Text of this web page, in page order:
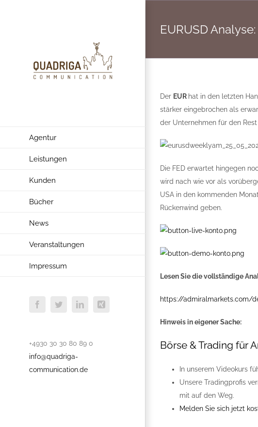
Agentur
Leistungen
Kunden
Bücher
News
Veranstaltungen
Impressum
FacebookTwitterLinkedInXing
+4930 30 30 80 89 0
info@quadriga-
communication.de
EURUSD
Der EUR hat in den letzten
stärker eingebrochen als
der Unternehmen für den Rest
Die FED erwartet hingegen
wird nach wie vor als
USA in den kommenden
Rückenwind geben.
Lesen Sie die vollständige
https://admiralmarkets.com/
Hinweis in eigener Sache:
Börse & Trading für
In unserem Videokurs
Unsere Tradingprofis
mit auf den Weg.
Melden Sie sich jetzt